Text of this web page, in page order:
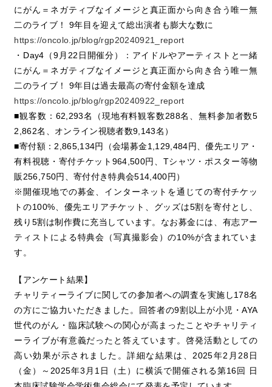
にがん＝ネガティブなイメージと真正面から向き合う唯一無
二のライブ！ 9年目を迎えて総出演者も膨大な数に
https://oncolo.jp/blog/rgp20240921_report
・Day4（9月22日開催分）：アイドルやアーティストと一緒
にがん＝ネガティブなイメージと真正面から向き合う唯一無
二のライブ！ 9年目は過去最高の寄付金額を達成
https://oncolo.jp/blog/rgp20240922_report
■観客数：62,293名（現地有料観客数288名、無料参加者数5
2,862名、オンライン視聴者数9,143名）
■寄付額：2,865,134円（会場募金1,129,484円、優先エリア・
有料視聴・寄付チケット964,500円、Tシャツ・ポスター等物
販256,750円、寄付付き特典会514,400円）
※開催現地での募金、インターネットを通じての寄付チケッ
トの100%、優先エリアチケット、グッズは5割を寄付とし、
残り5割は制作費に充当しています。なお募金には、有志アー
ティストによる特典会（写真撮影会）の10%が含まれていま
す。
【アンケート結果】
チャリティーライブに関しての参加者への調査を実施し178名
の方にご協力いただきました。回答者の9割以上が小児・AYA
世代のがん・臨床試験への関心が高まったことやチャリティ
ーライブが有意義だったと答えています。啓発活動としての
高い効果が示されました。詳細な結果は、2025年2月28日
（金）～2025年3月1日（土）に横浜で開催される第16回 日